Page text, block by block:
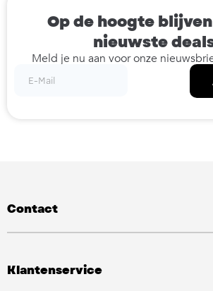
Op de hoogte
nieuwste
Meld je nu aan voor onze
Contact
Klantenservice